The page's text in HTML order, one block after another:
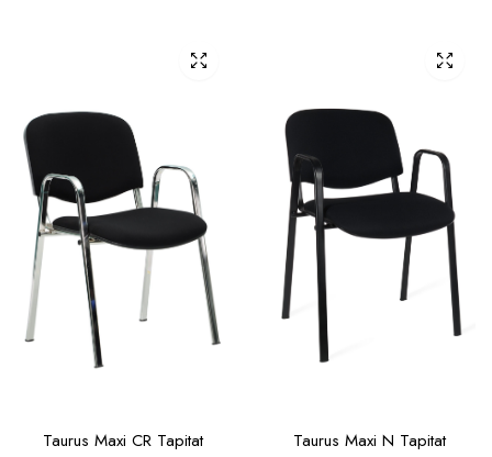
Taurus Maxi CR Tapitat Taurus Maxi N Tapitat